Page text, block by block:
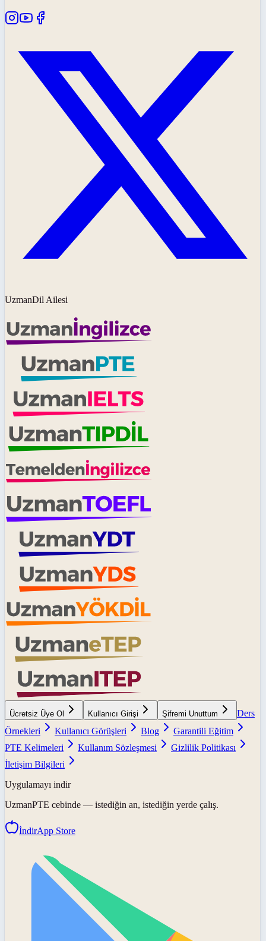
UzmanDil Ailesi
Ücretsiz Üye Ol Kullanıcı Girişi Şifremi Unuttum
Ders
Örnekleri
Kullanıcı Görüşleri Blog
Garantili Eğitim
PTE Kelimeleri
Kullanım Sözleşmesi
Gizlilik Politikası
İletişim Bilgileri
Uygulamayı indir
UzmanPTE cebinde — istediğin an, istediğin yerde çalış.
İndirApp Store